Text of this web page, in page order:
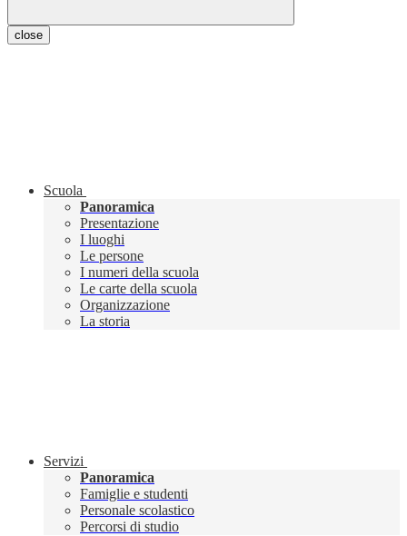
close
Scuola
Panoramica
Presentazione
I luoghi
Le persone
I numeri della scuola
Le carte della scuola
Organizzazione
La storia
Servizi
Panoramica
Famiglie e studenti
Personale scolastico
Percorsi di studio